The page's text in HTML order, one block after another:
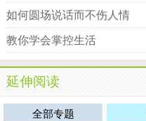
如何圆场说话而不伤人情
教你学会掌控生活
延伸阅读
全部专题